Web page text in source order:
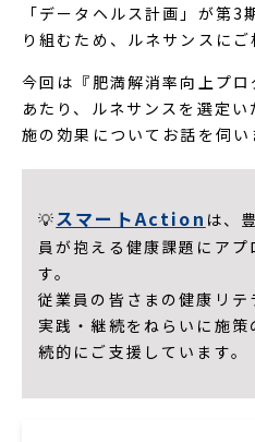
「データヘルス計画」が第
り組むため、ルネサンスにご
今回は『肥満解消率向上プ
あたり、ルネサンスを選定
施の効果についてお話を伺い
💡スマートAction は、
員が抱える健康課題にア
す。
従業員の皆さまの健康リ
実践・継続をねらいに施
続的にご支援しています。